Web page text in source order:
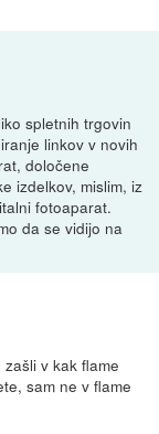
spletnih trgovin
linkov v novih
določene
izdelkov, mislim, iz
fotoaparat.
da se vidijo na
v kak flame
sam ne v flame